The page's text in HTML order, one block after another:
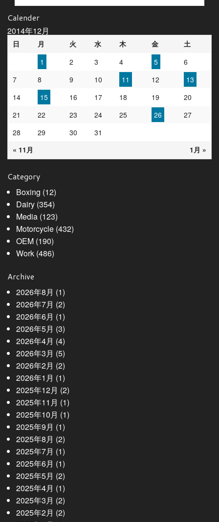
Calender
2014年12月
日 月 火 水 木 金 土
« 11月 1月 »
1 2 3 4 5
6
7
8 9 10 11 12
13
14
15 16 17 18 19
20
21
22 23 24 25 26
27
28
29 30 31
Category
Boxing (12)
Dairy(354)
Media(123)
Motorcycle(432)
OEM(190)
Work(486)
Archive
2026年8月 (1)
2026年7月 (2)
2026年6月 (1)
2026年5月 (3)
2026年4月 (4)
2026年3月 (5)
2026年2月 (2)
2026年1月 (1)
2025年12月 (2)
2025年11月 (1)
2025年10月 (1)
2025年9月 (1)
2025年8月 (2)
2025年7月 (1)
2025年6月 (1)
2025年5月 (2)
2025年4月 (1)
2025年3月 (2)
2025年2月 (2)